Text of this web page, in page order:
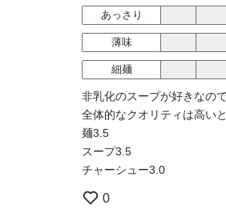
あっさり
薄味
細麺
非乳化のスープが好きなの
全体的なクオリティは高い
麺3.5
スープ3.5
チャーシュー3.0
0